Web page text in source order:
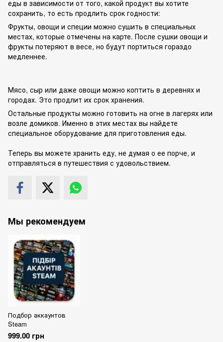
еды в зависимости от того, какой продукт вы хотите
сохранить, то есть продлить срок годности:
Фрукты, овощи и специи можно сушить в специальных
местах, которые отмечены на карте. После сушки овощи и
фрукты потеряют в весе, но будут портиться гораздо
медленнее.
Мясо, сыр или даже овощи можно коптить в деревнях и
городах. Это продлит их срок хранения.
Остальные продукты можно готовить на огне в лагерях или
возле домиков. Именно в этих местах вы найдете
специальное оборудование для приготовления еды.
Теперь вы можете хранить еду, не думая о ее порче, и
отправляться в путешествия с удовольствием.
Мы рекомендуем
Подбор аккаунтов
Steam
999.00 грн